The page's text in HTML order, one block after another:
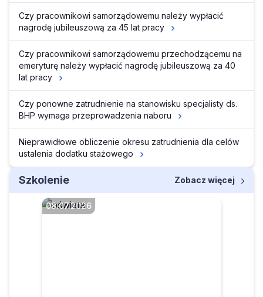
Czy pracownikowi samorządowemu należy wypłacić
nagrodę jubileuszową za 45 lat pracy
Czy pracownikowi samorządowemu przechodzącemu na
emeryturę należy wypłacić nagrodę jubileuszową za 40
lat pracy
Czy ponowne zatrudnienie na stanowisku specjalisty ds.
BHP wymaga przeprowadzenia naboru
Nieprawidłowe obliczenie okresu zatrudnienia dla celów
ustalenia dodatku stażowego
Szkolenie Zobacz więcej
08.07.2026